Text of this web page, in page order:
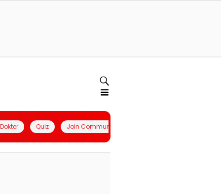
Quiz Join Community